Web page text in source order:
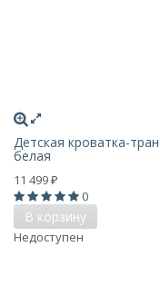
Детская кроватка-
белая
11 499 ₽
0
В корзину
Недоступен